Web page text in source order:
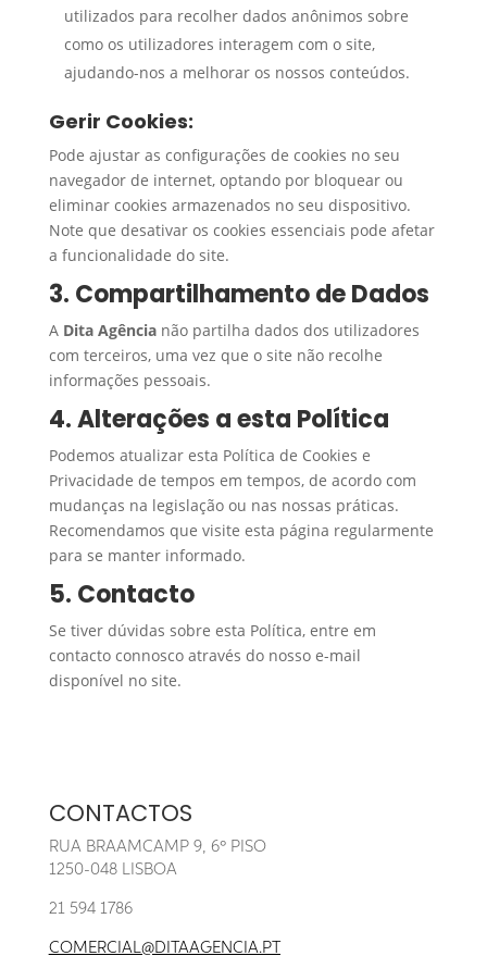
utilizados para recolher dados anônimos sobre
como os utilizadores interagem com o site,
ajudando-nos a melhorar os nossos conteúdos.
Gerir Cookies:
Pode ajustar as configurações de cookies no seu
navegador de internet, optando por bloquear ou
eliminar cookies armazenados no seu dispositivo.
Note que desativar os cookies essenciais pode afetar
a funcionalidade do site.
3. Compartilhamento de Dados
A Dita Agêncianão partilha dados dos utilizadores
com terceiros, uma vez que o site não recolhe
informações pessoais.
4. Alterações a esta Política
Podemos atualizar esta Política de Cookies e
Privacidade de tempos em tempos, de acordo com
mudanças na legislação ou nas nossas práticas.
Recomendamos que visite esta página regularmente
para se manter informado.
5. Contacto
Se tiver dúvidas sobre esta Política, entre em
contacto connosco através do nosso e-mail
disponível no site.
CONTACTOS
RUA BRAAMCAMP 9, 6º PISO
1250-048 LISBOA
21 594 1786
COMERCIAL@DITAAGENCIA.PT